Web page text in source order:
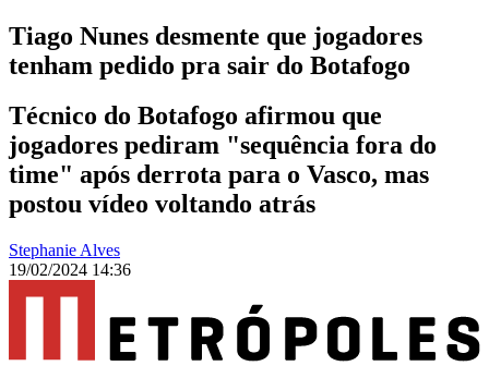
Tiago Nunes desmente que jogadores
tenham pedido pra sair do Botafogo
Técnico do Botafogo afirmou que
jogadores pediram "sequência fora do
time" após derrota para o Vasco, mas
postou vídeo voltando atrás
Stephanie Alves
19/02/2024 14:36